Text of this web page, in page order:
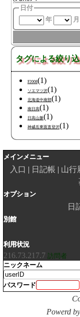
日付
年
月
タグによる絞り
F2008(1)
ソエマツ沢(1)
北海道中南部(1)
南日高(1)
日高山脈(1)
神威岳東面直登沢(1)
メインメニュー
入口 日記帳 山行
オプション
日
別館
利用状況
216.73.217.7 訪問者
ニックネーム
パスワード
Powerd